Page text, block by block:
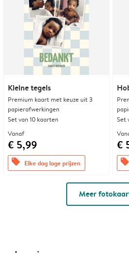
Kleine tegels
Premium kaart met keuze uit 3
papierafwerkingen
Set van 10 kaarten
Vanaf
€ 5,99
offers Elke dag lage prijzen
Set
€
offers
Meer